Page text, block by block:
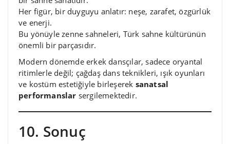
Her figür, bir duyguyu anlatır: neşe, zarafet, özgürlük
ve enerji.
Bu yönüyle zenne sahneleri, Türk sahne kültürünün
önemli bir parçasıdır.
Modern dönemde erkek dansçılar, sadece oryantal
ritimlerle değil; çağdaş dans teknikleri, ışık oyunları
ve kostüm estetiğiyle birleşerek sanatsal
performanslar sergilemektedir.
10. Sonuç